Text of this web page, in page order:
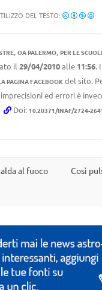
DEL TESTO:
, OA PALERMO, PER LE
il 29/04/2010alle 11:56.
PAGINA FACEBOOKdel sito.
ed errori è
Doi: 10.20371/INAF/2724-
al fuoco
Così